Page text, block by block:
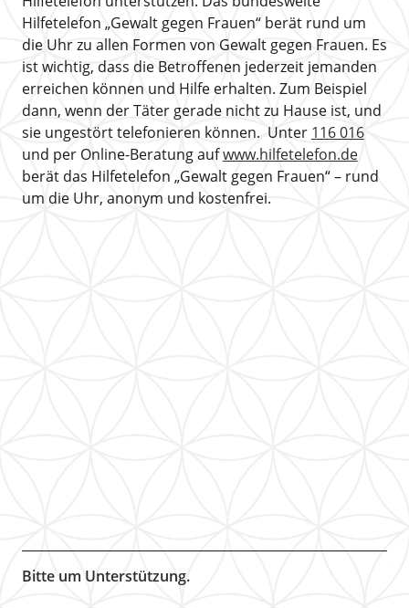
Hilfetelefon „Gewalt gegen Frauen“ berät rund um
die Uhr zu allen Formen von Gewalt gegen Frauen. Es
ist wichtig, dass die Betroffenen jederzeit jemanden
erreichen können und Hilfe erhalten. Zum Beispiel
dann, wenn der Täter gerade nicht zu Hause ist, und
sie ungestört telefonieren können. Unter 116 016
und per Online-Beratung aufwww.hilfetelefon.de
berät das Hilfetelefon „Gewalt gegen Frauen“ – rund
um die Uhr, anonym und kostenfrei.
Bitte um Unterstützung.